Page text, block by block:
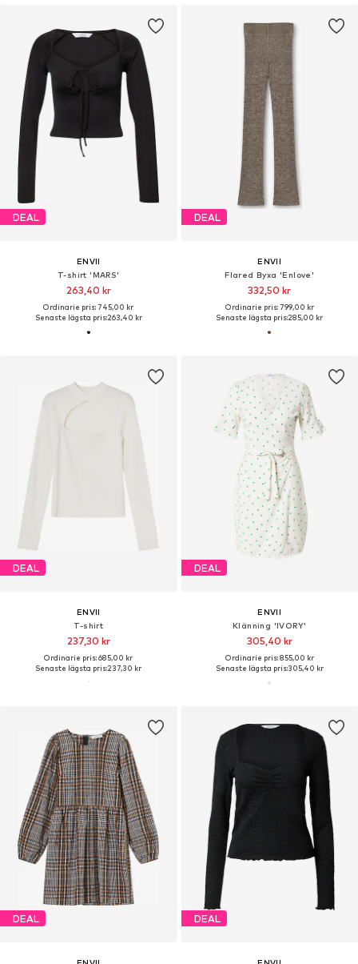
DEAL
ENVII
T-shirt 'MARS'
263,40 kr
Ordinarie pris: 745,00 kr
Senaste lägsta pris:263,40 kr
DEAL
ENVII
Flared Byxa 'Enlove'
332,50 kr
Ordinarie pris: 799,00 kr
Senaste lägsta pris:285,00 kr
DEAL
ENVII
T-shirt
237,30 kr
Ordinarie pris: 685,00 kr
Senaste lägsta pris:237,30 kr
DEAL
ENVII
Klänning 'IVORY'
305,40 kr
Ordinarie pris: 855,00 kr
Senaste lägsta pris:305,40 kr
DEAL DEAL